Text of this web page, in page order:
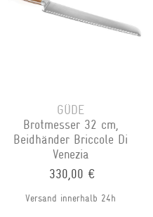
GÜDE
Brotmesser 32 cm,
Beidhänder Briccole Di
Venezia
330,00 €
Versand innerhalb 24h